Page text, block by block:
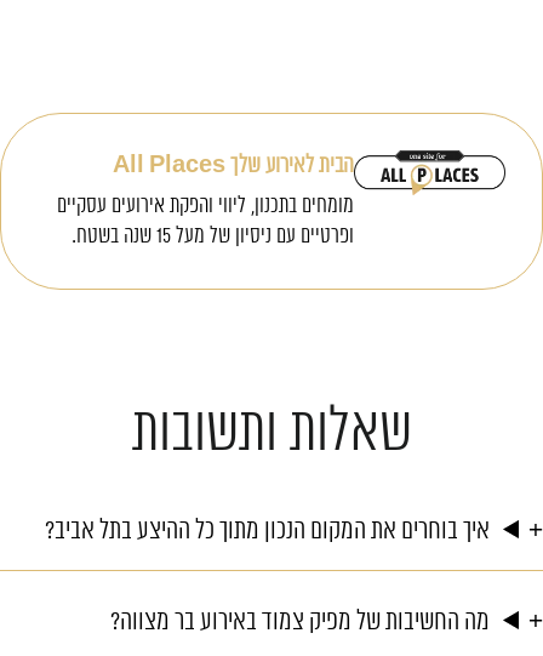
הבית לאירוע שלך All Places
מומחים בתכנון, ליווי והפקת אירועים עסקיים
ופרטיים עם ניסיון של מעל 15 שנה בשטח.
שאלות ותשובות
איך בוחרים את המקום הנכון מתוך כל ההיצע בתל אביב?
מה החשיבות של מפיק צמוד באירוע בר מצווה?